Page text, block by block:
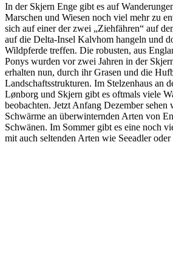
In der Skjern Enge gibt es auf
Marschen und Wiesen noch viel mehr zu
sich auf einer der zwei „Ziehfähren“ auf
auf die Delta-Insel Kalvhom hangeln und
Wildpferde treffen. Die robusten, aus
Ponys wurden vor zwei Jahren in der
erhalten nun, durch ihr Grasen und die
Landschaftsstrukturen. Im Stelzenhaus an
Lønborg und Skjern gibt es oftmals viele
beobachten. Jetzt Anfang Dezember sehen
Schwärme an überwinternden Arten von
Schwänen. Im Sommer gibt es eine noch
mit auch seltenden Arten wie Seeadler